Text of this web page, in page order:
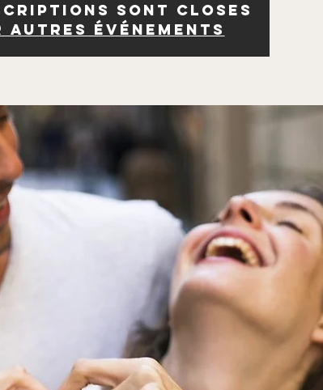
sont closes
autres événements